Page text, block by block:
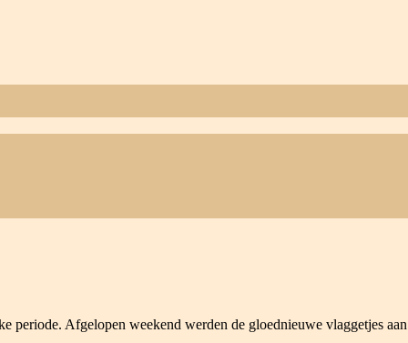
periode. Afgelopen weekend werden de gloednieuwe vlaggetjes